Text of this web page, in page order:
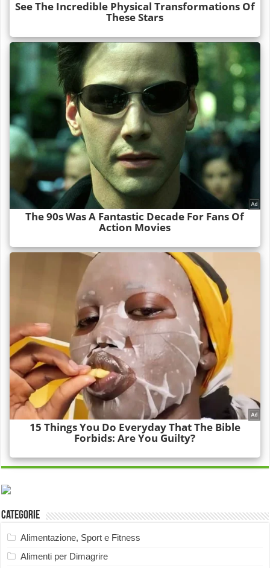
Categorie
Alimentazione, Sport e Fitness
Alimenti per Dimagrire